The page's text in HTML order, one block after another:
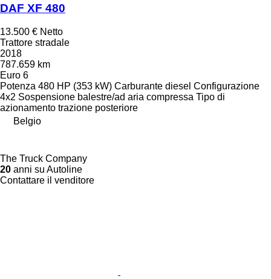
DAF XF 480
13.500 € Netto
Trattore stradale
2018
787.659 km
Euro 6
Potenza 480 HP (353 kW) Carburante diesel Configurazione
4x2 Sospensione balestre/ad aria compressa Tipo di
azionamento trazione posteriore
Belgio
The Truck Company
20 anni su Autoline
Contattare il venditore